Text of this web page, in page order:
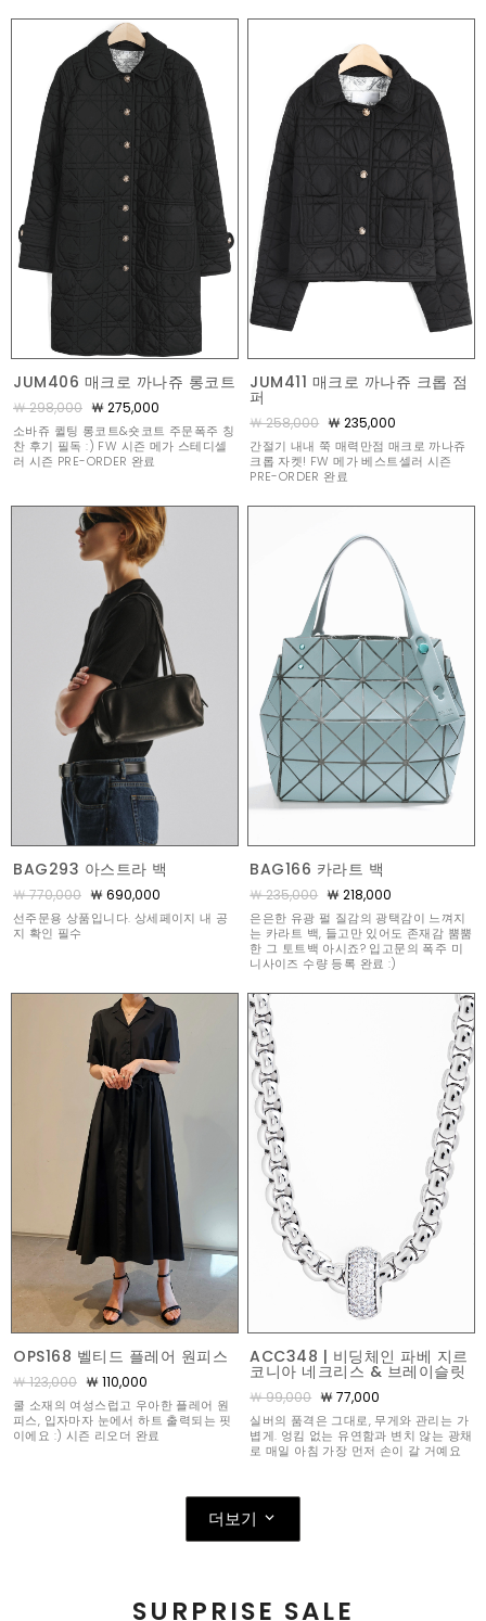
JUM406 매크로 까나쥬 롱코트
￦ 298,000 ￦ 275,000
소바쥬 퀼팅 롱코트&숏코트 주문폭주 칭
찬 후기 필독 :) FW 시즌 메가 스테디셀
러 시즌 PRE-ORDER 완료
JUM411 매크로 까나쥬 크롭 점
퍼
￦ 258,000 ￦ 235,000
간절기 내내 쭉 매력만점 매크로 까나쥬
크롭 자켓! FW 메가 베스트셀러 시즌
PRE-ORDER 완료
BAG293 아스트라 백
￦ 770,000 ￦ 690,000
선주문용 상품입니다. 상세페이지 내 공
지 확인 필수
BAG166 카라트 백
￦ 235,000 ￦ 218,000
은은한 유광 펄 질감의 광택감이 느껴지
는 카라트 백, 들고만 있어도 존재감 뿜뿜
한 그 토트백 아시죠? 입고문의 폭주 미
니사이즈 수량 등록 완료 :)
OPS168 벨티드 플레어 원피스
￦ 123,000 ￦ 110,000
쿨 소재의 여성스럽고 우아한 플레어 원
피스, 입자마자 눈에서 하트 출력되는 핏
이에요 :) 시즌 리오더 완료
ACC348 | 비딩체인 파베 지르
코니아 네크리스 & 브레이슬릿
￦ 99,000 ￦ 77,000
실버의 품격은 그대로, 무게와 관리는 가
볍게. 엉킴 없는 유연함과 변치 않는 광채
로 매일 아침 가장 먼저 손이 갈 거예요
더보기
SURPRISE SALE